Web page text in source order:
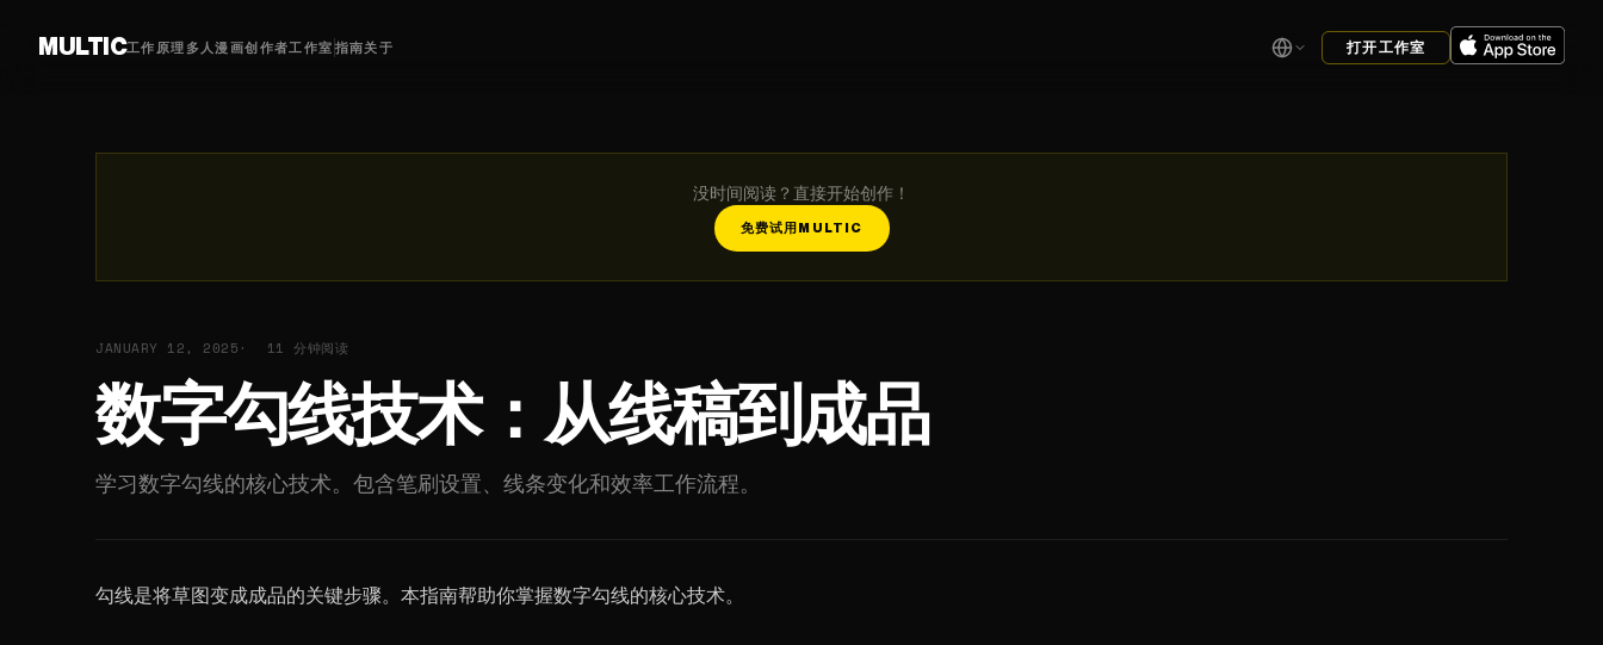
MULTIC工作原理 多人漫画创作者工作室 指南关于 打开工作室
没时间阅读？直接开始创作！
免费试用MULTIC
JANUARY 12, 2025 11 分钟阅读
数字勾线技术：从线稿到成品
学习数字勾线的核心技术。包含笔刷设置、线条变化和效率工作流程。
勾线是将草图变成成品的关键步骤。本指南帮助你掌握数字勾线的核心技术。